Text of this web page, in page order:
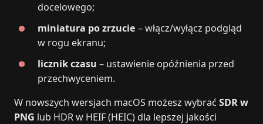
docelowego;
miniatura po zrzucie – włącz/wyłącz podgląd
w rogu ekranu;
licznik czasu – ustawienie opóźnienia przed
przechwyceniem.
W nowszych wersjach macOS możesz wybrać SDR w
PNG lub HDR w HEIF (HEIC) dla lepszej jakości